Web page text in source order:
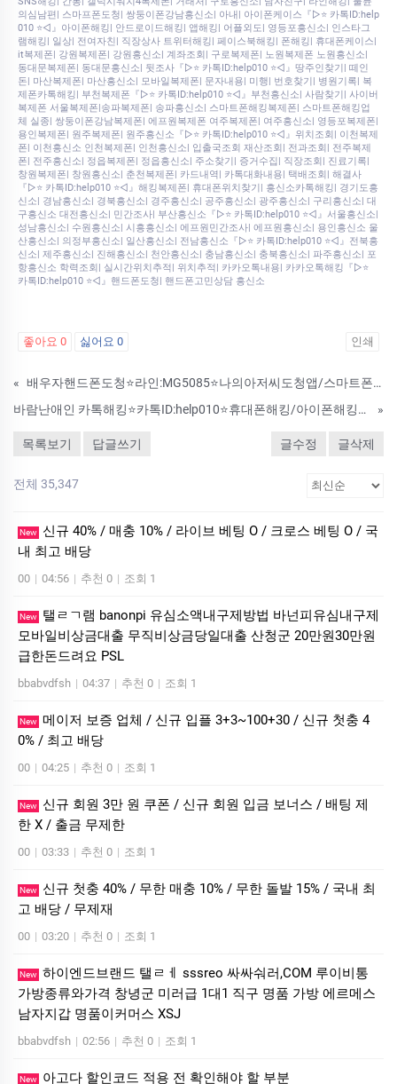
의심남편| 스마프폰도청| 쌍둥이폰강남흥신소| 아내| 아이폰케이스『▷⭐ 카톡ID:help
010 ⭐◁』아이폰해킹| 안드로이드해킹| 앱해킹| 어플외도| 영등포흥신소| 인스타그
램해킹| 일상| 전여자친| 직장상사 트위터해킹| 페이스북해킹| 폰해킹| 휴대폰케이스|
it복제폰| 강원복제폰| 강원흥신소| 계좌조회| 구로복제폰| 노원복제폰 노원흥신소|
동대문복제폰| 동대문흥신소| 뒷조사『▷⭐ 카톡ID:help010 ⭐◁』땅주인찾기| 떼인
돈| 마산복제폰| 마산흥신소| 모바일복제폰| 문자내용| 미행| 번호찾기| 병원기록| 복
제폰카톡해킹| 부천복제폰『▷⭐ 카톡ID:help010 ⭐◁』부천흥신소| 사람찾기| 사이버
복제폰 서울복제폰|송파복제폰| 송파흥신소| 스마트폰해킹복제폰| 스마트폰해킹업
체 실종| 쌍둥이폰강남복제폰| 에프원복제폰 여주복제폰| 여주흥신소| 영등포복제폰|
용인복제폰| 원주복제폰| 원주흥신소『▷⭐ 카톡ID:help010 ⭐◁』위치조회| 이천복제
폰| 이천흥신소 인천복제폰| 인천흥신소| 입출국조회 재산조회| 전과조회| 전주복제
폰| 전주흥신소| 정읍복제폰| 정읍흥신소| 주소찾기| 증거수집| 직장조회| 진료기록|
창원복제폰| 창원흥신소| 춘천복제폰| 카드내역| 카톡대화내용| 택배조회| 해결사
『▷⭐ 카톡ID:help010 ⭐◁』해킹복제폰| 휴대폰위치찾기| 흥신소카톡해킹| 경기도흥
신소| 경남흥신소| 경북흥신소| 경주흥신소| 공주흥신소| 광주흥신소| 구리흥신소| 대
구흥신소 대전흥신소| 민간조사| 부산흥신소『▷⭐ 카톡ID:help010 ⭐◁』서울흥신소|
성남흥신소| 수원흥신소| 시흥흥신소| 에프원민간조사| 에프원흥신소| 용인흥신소 울
산흥신소| 의정부흥신소| 일산흥신소| 전남흥신소『▷⭐ 카톡ID:help010 ⭐◁』전북흥
신소| 제주흥신소| 진해흥신소| 천안흥신소| 충남흥신소| 충북흥신소| 파주흥신소| 포
항흥신소 학력조회| 실시간위치추적| 위치추적| 카카오톡내용| 카카오톡해킹『▷⭐
카톡ID:help010 ⭐◁』핸드폰도청| 핸드폰고민상담 흥신소
좋아요 0 싫어요 0 인쇄
«
배우자핸드폰도청⭐라인:MG5085⭐나의아저씨도청앱/스마트폰감시어플/스파이앱/위치추적어플
바람난애인 카톡해킹⭐카톡ID:help010⭐휴대폰해킹/아이폰해킹/인스타해킹/인스타해킹하는법
»
목록보기 답글쓰기 글수정 글삭제
전체 35,347
New
신규 40% / 매충 10% / 라이브 베팅 O / 크로스 베팅 O / 국
내 최고 배당
00 | 04:56 | 추천 0 | 조회 1
New
탤ㄹㄱ램 banonpi 유심소액내구제방법 바넌피유심내구제
모바일비상금대출 무직비상금당일대출 산청군 20만원30만원
급한돈드려요 PSL
bbabvdfsh | 04:37 | 추천 0 | 조회 1
New 메이저 보증 업체 / 신규 입플 3+3~100+30 / 신규 첫충 4
0% / 최고 배당
00 | 04:25 | 추천 0 | 조회 1
New
신규 회원 3만 원 쿠폰 / 신규 회원 입금 보너스 / 배팅 제
한 X / 출금 무제한
00 | 03:33 | 추천 0 | 조회 1
New
신규 첫충 40% / 무한 매충 10% / 무한 돌발 15% / 국내 최
고 배당 / 무제재
00 | 03:20 | 추천 0 | 조회 1
New 하이엔드브랜드 탤ㄹㅔ sssreo 싸싸숴러,COM 루이비통
가방종류와가격 창녕군 미러급 1대1 직구 명품 가방 에르메스
남자지갑 명품이커머스 XSJ
bbabvdfsh | 02:56 | 추천 0 | 조회 1
New 아고다 할인코드 적용 전 확인해야 할 부분